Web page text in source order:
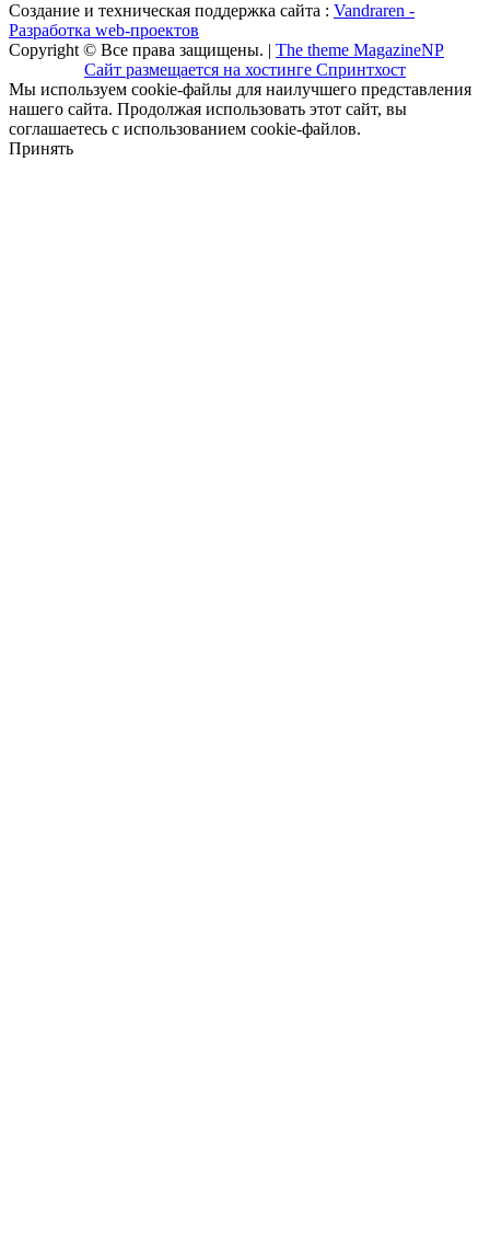
Создание и техническая поддержка сайта : Vandraren -
Разработка web-проектов
Copyright © Все права защищены. | The theme MagazineNP
Сайт размещается на хостинге Спринтхост
Мы используем cookie-файлы для наилучшего представления
нашего сайта. Продолжая использовать этот сайт, вы
соглашаетесь с использованием cookie-файлов.
Принять